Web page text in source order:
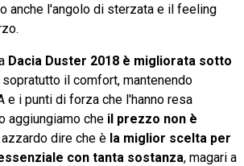
anche l'angolo di sterzata e il feeling
Dacia Duster 2018 è migliorata sotto
sopratutto il comfort, mantenendo
e i punti di forza che l'hanno resa
aggiungiamo che il prezzo non è
azzardo dire che è la miglior scelta per
con tanta sostanza, magari a